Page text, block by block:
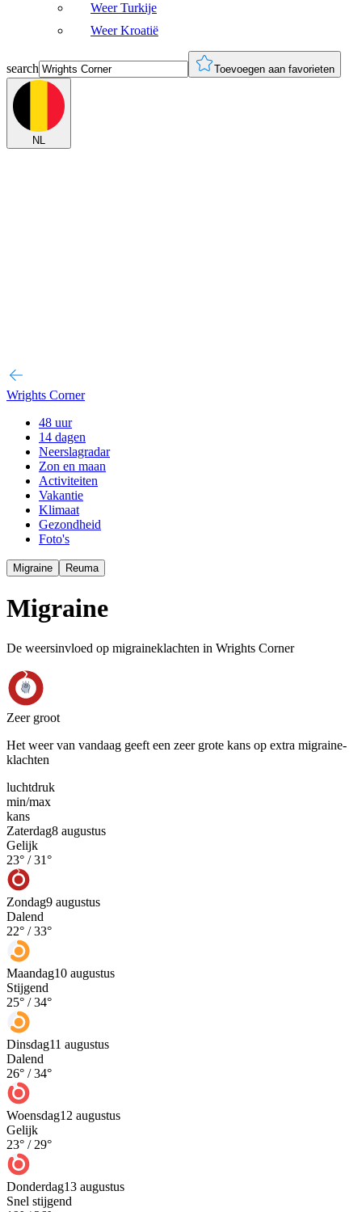
Weer Turkije
Weer Kroatië
search Toevoegen aan favorieten
NL
Wrights Corner
48 uur
14 dagen
Neerslagradar
Zon en maan
Activiteiten
Vakantie
Klimaat
Gezondheid
Foto's
Migraine Reuma
Migraine
De weersinvloed op migraineklachten in Wrights Corner
Zeer groot
Het weer van vandaag geeft een zeer grote kans op extra migraine-
klachten
luchtdruk
min/max
kans
Zaterdag8 augustus
Gelijk
23° /31°
Zondag9 augustus
Dalend
22° /33°
Maandag10 augustus
Stijgend
25° /34°
Dinsdag11 augustus
Dalend
26° /34°
Woensdag12 augustus
Gelijk
23° / 29°
Donderdag13 augustus
Snel stijgend